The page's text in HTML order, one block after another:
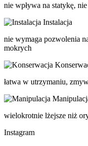
nie wpływa na statykę,
Instalacja
nie wymaga pozwolenia
mokrych
łatwa w utrzymaniu,
wielokrotnie lżejsze niż
Instagram